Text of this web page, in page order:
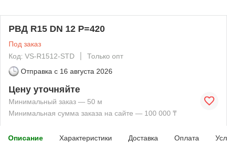
РВД R15 DN 12 P=420
Под заказ
Код: VS-R1512-STD
Только опт
Отправка с 16 августа 2026
Цену уточняйте
Минимальный заказ — 50 м
Минимальная сумма заказа на сайте — 100 000 ₸
Описание Характеристики Доставка Оплата